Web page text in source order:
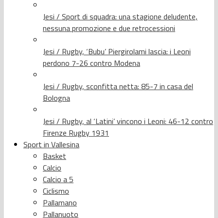
Jesi / Sport di squadra: una stagione deludente,
nessuna promozione e due retrocessioni
Jesi / Rugby, ‘Bubu’ Piergirolami lascia: i Leoni
perdono 7-26 contro Modena
Jesi / Rugby, sconfitta netta: 85-7 in casa del
Bologna
Jesi / Rugby, al ‘Latini’ vincono i Leoni: 46-12 contro
Firenze Rugby 1931
Sport in Vallesina
Basket
Calcio
Calcio a 5
Ciclismo
Pallamano
Pallanuoto